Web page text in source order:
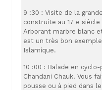
9 :30 : Visite de la
construite au 17 e siècle
Arborant marbre blanc
est un très bon
Islamique.
10 :00 : Balade en
Chandani Chauk. Vous
pousse ou à pied dans